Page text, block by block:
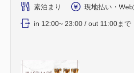
す。
素泊まり 現地払い・
in 12:00~ 23:00 / out 11:00まで